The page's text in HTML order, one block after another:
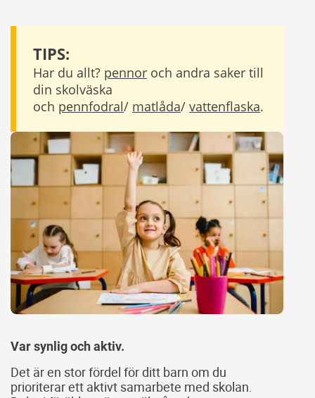
TIPS:
Har du allt? pennor och andra saker till
din skolväska
och pennfodral/ matlåda/ vattenflaska.
Var synlig och aktiv.
Det är en stor fördel för ditt barn om du
prioriterar ett aktivt samarbete med skolan.